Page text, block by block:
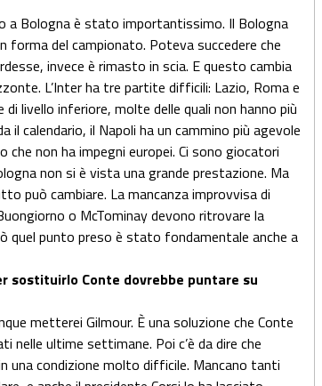
a Bologna è stato importantissimo. Il Bologna
forma del campionato. Poteva succedere che
invece è rimasto in scia. E questo cambia
L’Inter ha tre partite difficili: Lazio, Roma e
livello inferiore, molte delle quali non hanno più
il calendario, il Napoli ha un cammino più agevole
non ha impegni europei. Ci sono giocatori
non si è vista una grande prestazione. Ma
può cambiare. La mancanza improvvisa di
o McTominay devono ritrovare la
quel punto preso è stato fondamentale anche a
sostituirlo Conte dovrebbe puntare su
metterei Gilmour. È una soluzione che Conte
ultime settimane. Poi c’è da dire che
una condizione molto difficile. Mancano tanti